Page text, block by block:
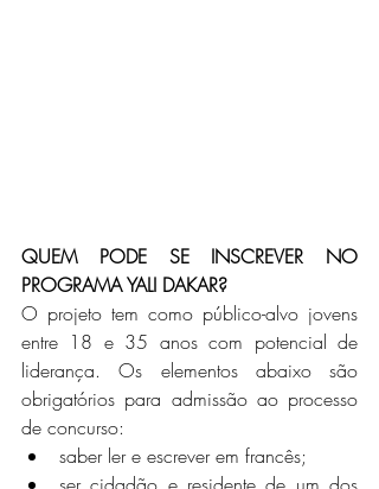
QUEM PODE SE INSCREVER NO
PROGRAMA YALI DAKAR?
O projeto tem como público-alvo jovens
entre 18 e 35 anos com potencial de
liderança. Os elementos abaixo são
obrigatórios para admissão ao processo
de concurso:
saber ler e escrever em francês;